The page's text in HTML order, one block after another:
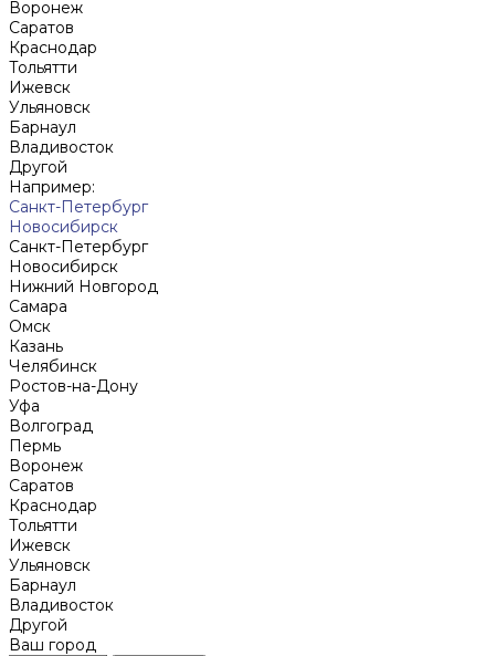
Воронеж
Саратов
Краснодар
Тольятти
Ижевск
Ульяновск
Барнаул
Владивосток
Другой
Например:
Санкт-Петербург
Новосибирск
Санкт-Петербург
Новосибирск
Нижний Новгород
Cамара
Омск
Казань
Челябинск
Ростов-на-Дону
Уфа
Волгоград
Пермь
Воронеж
Саратов
Краснодар
Тольятти
Ижевск
Ульяновск
Барнаул
Владивосток
Другой
Ваш город